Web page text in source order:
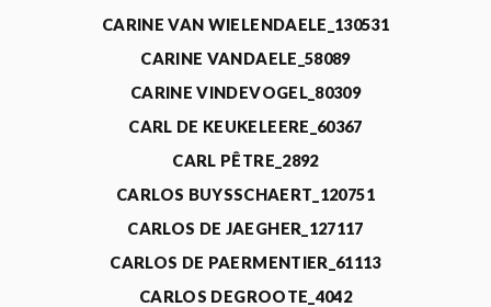
CARINE VAN WIELENDAELE_130531
CARINE VANDAELE_58089
CARINE VINDEVOGEL_80309
CARL DE KEUKELEERE_60367
CARL PÊTRE_2892
CARLOS BUYSSCHAERT_120751
CARLOS DE JAEGHER_127117
CARLOS DE PAERMENTIER_61113
CARLOS DEGROOTE_4042